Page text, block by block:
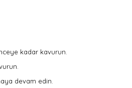
kadar kavurun.
devam edin.